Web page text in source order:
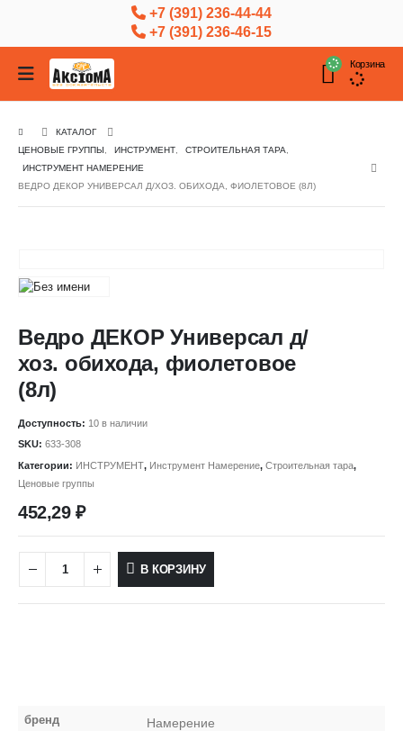
+7 (391) 236-44-44
+7 (391) 236-46-15
Корзина
КАТАЛОГ
ЦЕНОВЫЕ ГРУППЫ
ИНСТРУМЕНТ СТРОИТЕЛЬНАЯ ТАРА
ИНСТРУМЕНТ НАМЕРЕНИЕ
ВЕДРО ДЕКОР УНИВЕРСАЛ Д/ХОЗ. ОБИХОДА, ФИОЛЕТОВОЕ (8Л)
Ведро ДЕКОР Универсал д/
хоз. обихода, фиолетовое
(8л)
Доступность: 10 в наличии
SKU: 633-308
Категории: ИНСТРУМЕНТ, Инструмент Намерение, Строительная тара,
Ценовые группы
452,29₽
В КОРЗИНУ
бренд Намерение